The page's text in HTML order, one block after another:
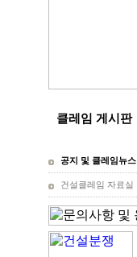
클레임 게시판
공지 및 클레임뉴스
건설클레임 자료실